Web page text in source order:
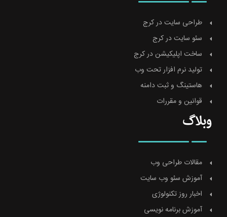
طراحی سایت در کرج
سئو سایت در کرج
ساخت اپلیکیشن در کرج
تولید نرم افزار تحت وب
هاستینگ و ثبت دامنه
قوانین و مقررات
وبلاگ
مقالات طراحی وب
آموزش سئو وب سایت
اخبار روز تکنولوژی
آموزش برنامه نویسی